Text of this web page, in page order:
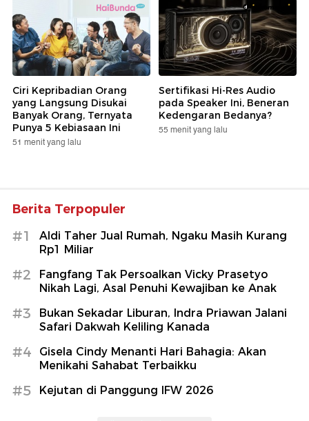
Ciri Kepribadian Orang
yang Langsung Disukai
Banyak Orang, Ternyata
Punya 5 Kebiasaan Ini
51 menit yang lalu
Sertifikasi Hi-Res Audio
pada Speaker Ini, Beneran
Kedengaran Bedanya?
55 menit yang lalu
Berita Terpopuler
#1
Aldi Taher Jual Rumah, Ngaku Masih Kurang
Rp1 Miliar
#2
Fangfang Tak Persoalkan Vicky Prasetyo
Nikah Lagi, Asal Penuhi Kewajiban ke Anak
#3
Bukan Sekadar Liburan, Indra Priawan Jalani
Safari Dakwah Keliling Kanada
#4
Gisela Cindy Menanti Hari Bahagia: Akan
Menikahi Sahabat Terbaikku
#5 Kejutan di Panggung IFW 2026